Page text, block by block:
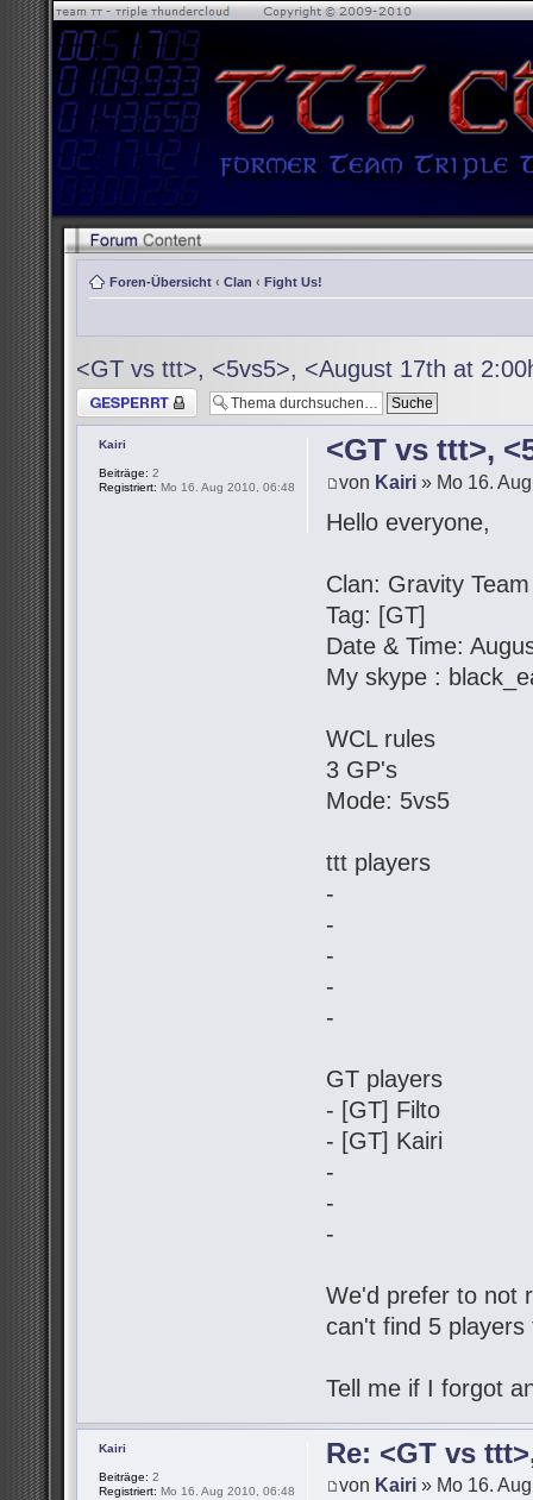
Foren-Übersicht ‹ Clan ‹ Fight Us!
<GT vs ttt>, <5vs5>, <August 17th at
Thema gesperrt
<GT vs ttt>,
von Kairi » Mo 16.
Hello everyone,
Clan: Gravity Team
Tag: [GT]
Date & Time:
My skype :
WCL rules
3 GP's
Mode: 5vs5
ttt players
-
-
-
-
-
GT players
- [GT] Filto
- [GT] Kairi
-
-
-
We'd prefer to not
can't find 5
Tell me if I forgot
Kairi
Beiträge: 2
Registriert: Mo 16. Aug 2010, 06:48
Re: <GT vs
von Kairi » Mo 16.
Kairi
Beiträge: 2
Registriert: Mo 16. Aug 2010, 06:48